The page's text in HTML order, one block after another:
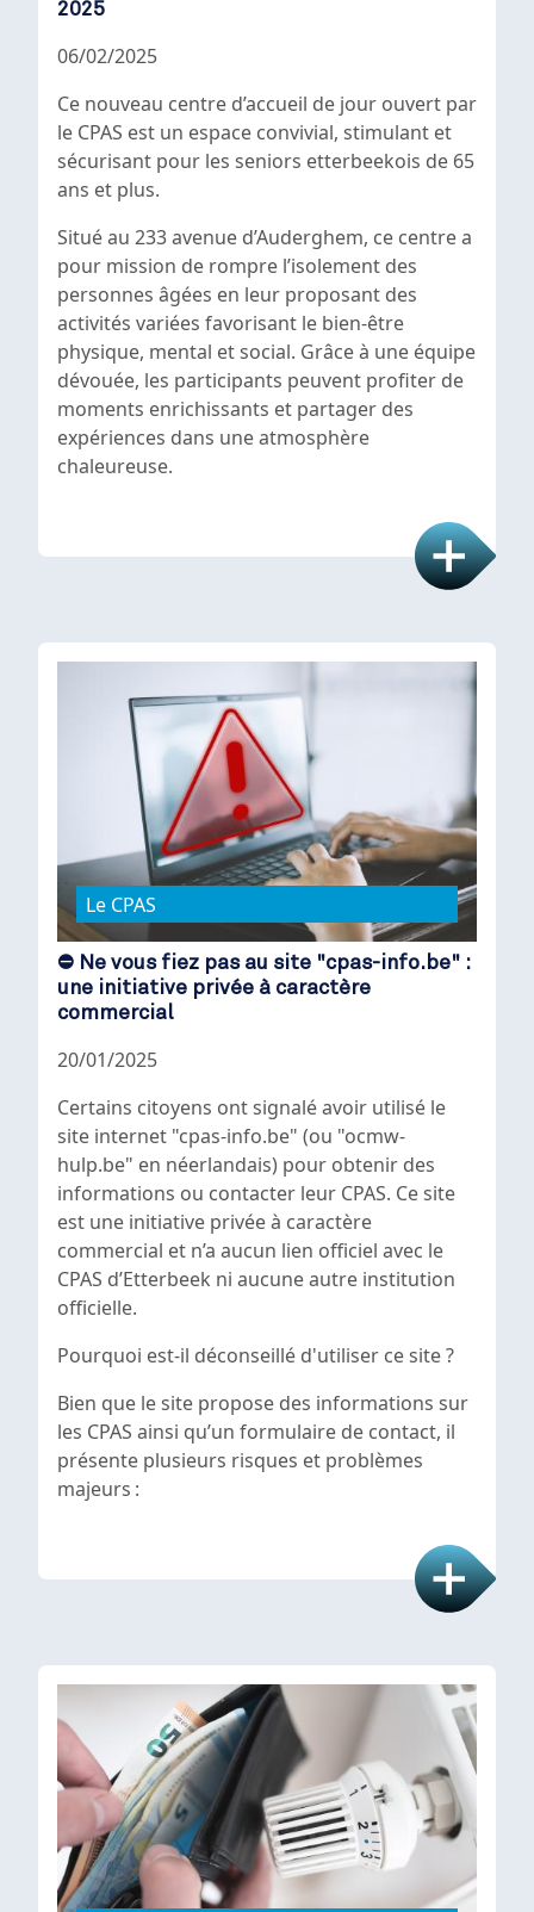
2025
06/02/2025
Ce nouveau centre d’accueil de jour ouvert par
le CPAS est un espace convivial, stimulant et
sécurisant pour les seniors etterbeekois de 65
ans et plus.
Situé au 233 avenue d’Auderghem, ce centre a
pour mission de rompre l’isolement des
personnes âgées en leur proposant des
activités variées favorisant le bien-être
physique, mental et social. Grâce à une équipe
dévouée, les participants peuvent profiter de
moments enrichissants et partager des
expériences dans une atmosphère
chaleureuse.
Le CPAS
⛔ Ne vous fiez pas au site "cpas-info.be" :
une initiative privée à caractère
commercial
20/01/2025
Certains citoyens ont signalé avoir utilisé le
site internet "cpas-info.be" (ou "ocmw-
hulp.be" en néerlandais) pour obtenir des
informations ou contacter leur CPAS. Ce site
est une initiative privée à caractère
commercial et n’a aucun lien officiel avec le
CPAS d’Etterbeek ni aucune autre institution
officielle.
Pourquoi est-il déconseillé d'utiliser ce site ?
Bien que le site propose des informations sur
les CPAS ainsi qu’un formulaire de contact, il
présente plusieurs risques et problèmes
majeurs :